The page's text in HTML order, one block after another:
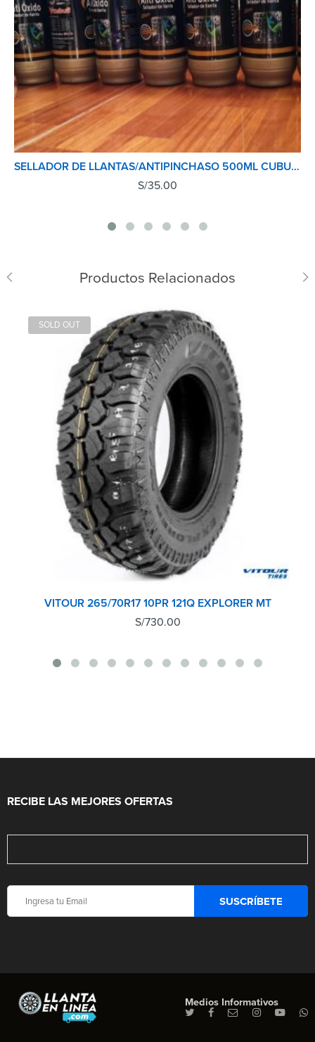
SELLADOR DE LLANTAS/ANTIPINCHASO 500ML CUBULL
S/35.00
Productos Relacionados
SOLD OUT
VITOUR 265/70R17 10PR 121Q EXPLORER MT
S/730.00
RECIBE LAS MEJORES OFERTAS
Medios Informativos